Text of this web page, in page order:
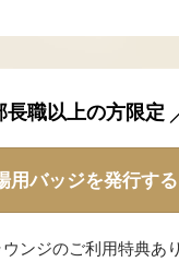
長職以上の方限定
用バッジを発行す
ンジのご利用特典あ